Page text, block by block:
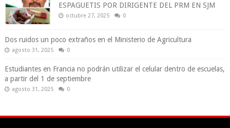
ESPAGUETIS POR DIRIGENTE DEL PRM EN SJM
octubre 27, 2025 0
Dos ruidos un poco extraños en el Ministerio de Agricultura
agosto 31, 2025 0
Estudiantes en Francia no podrán utilizar el celular dentro de escuelas,
a partir del 1 de septiembre
agosto 31, 2025 0